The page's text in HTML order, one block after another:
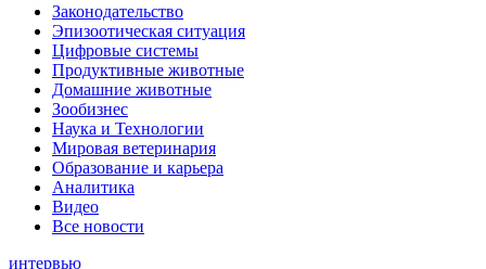
Законодательство
Эпизоотическая ситуация
Цифровые системы
Продуктивные животные
Домашние животные
Зообизнес
Наука и Технологии
Мировая ветеринария
Образование и карьера
Аналитика
Видео
Все новости
интервью